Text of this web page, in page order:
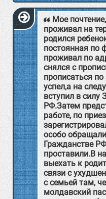
Мое
проживал на
родился
постоянная по
проживал по
снялся с
прописаться
успел,а на
вступил в силу
РФ.Затем
работе, по
особо
Гражданстве
проставили.В
выехать к
связи с
с семьей там,
молдавский